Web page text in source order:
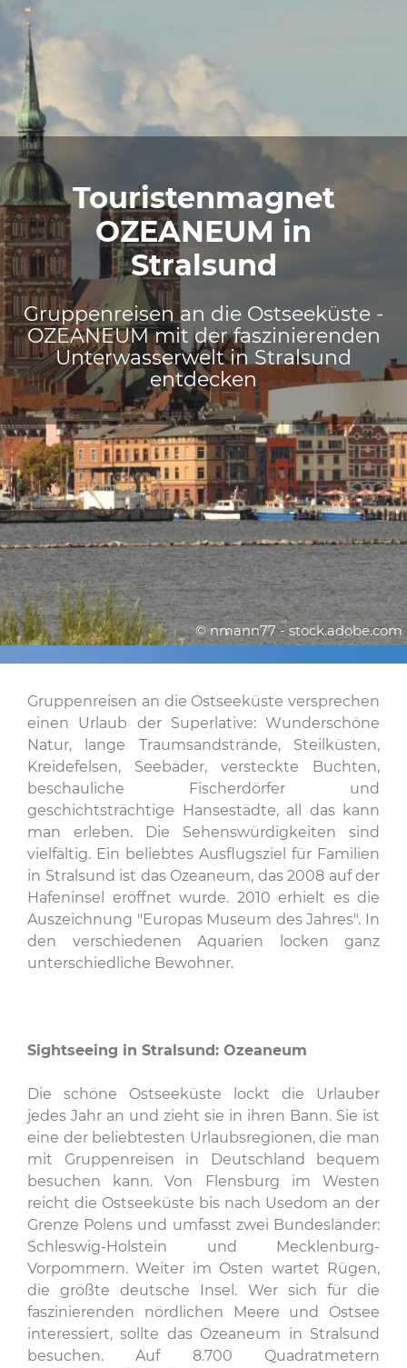
Touristenmagnet
OZEANEUM in
Stralsund
Gruppenreisen an die Ostseeküste -
OZEANEUM mit der faszinierenden
Unterwasserwelt in Stralsund
entdecken
© nmann77 - stock.adobe.com
Gruppenreisen an die Ostseeküste versprechen
einen Urlaub der Superlative: Wunderschöne
Natur, lange Traumsandstrände, Steilküsten,
Kreidefelsen, Seebäder, versteckte Buchten,
beschauliche Fischerdörfer und
geschichtsträchtige Hansestädte, all das kann
man erleben. Die Sehenswürdigkeiten sind
vielfältig. Ein beliebtes Ausflugsziel für Familien
in Stralsund ist das Ozeaneum, das 2008 auf der
Hafeninsel eröffnet wurde. 2010 erhielt es die
Auszeichnung "Europas Museum des Jahres". In
den verschiedenen Aquarien locken ganz
unterschiedliche Bewohner.
Sightseeing in Stralsund: Ozeaneum
Die schöne Ostseeküste lockt die Urlauber
jedes Jahr an und zieht sie in ihren Bann. Sie ist
eine der beliebtesten Urlaubsregionen, die man
mit Gruppenreisen in Deutschland bequem
besuchen kann. Von Flensburg im Westen
reicht die Ostseeküste bis nach Usedom an der
Grenze Polens und umfasst zwei Bundesländer:
Schleswig-Holstein und Mecklenburg-
Vorpommern. Weiter im Osten wartet Rügen,
die größte deutsche Insel. Wer sich für die
faszinierenden nördlichen Meere und Ostsee
interessiert, sollte das Ozeaneum in Stralsund
besuchen. Auf 8.700 Quadratmetern